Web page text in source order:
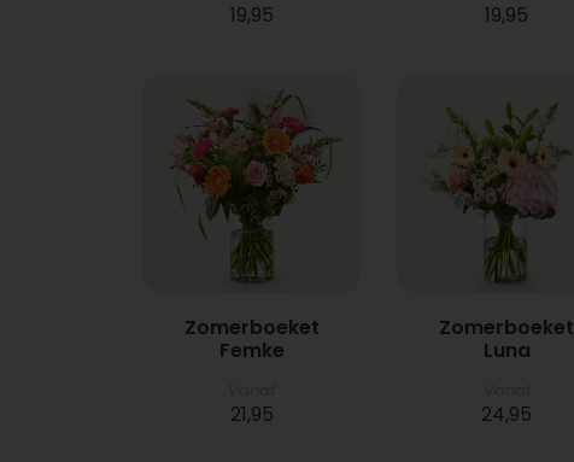
19,95 19,95
Zomerboeket
Femke
21,95
Zomerboeket
Luna
24,95